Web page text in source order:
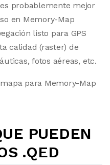
probablemente mejor
en Memory-Map
listo para GPS
calidad (raster) de
fotos aéreas, etc.
para Memory-Map
PUEDEN
.QED